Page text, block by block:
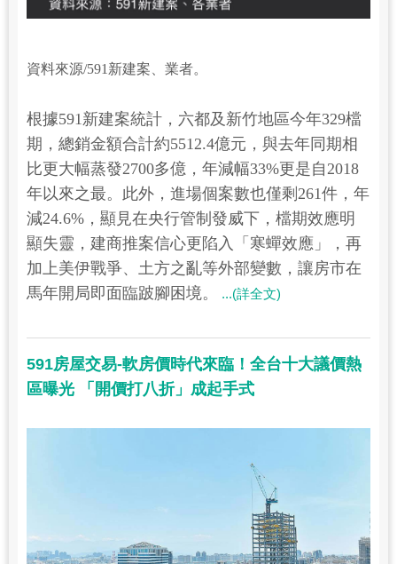
資料來源/591新建案、業者。
根據591新建案統計，六都及新竹地區今年329檔
期，總銷金額合計約5512.4億元，與去年同期相
比更大幅蒸發2700多億，年減幅33%更是自2018
年以來之最。此外，進場個案數也僅剩261件，年
減24.6%，顯見在央行管制發威下，檔期效應明
顯失靈，建商推案信心更陷入「寒蟬效應」，再
加上美伊戰爭、土方之亂等外部變數，讓房市在
馬年開局即面臨跛腳困境。
...(詳全文)
591房屋交易-軟房價時代來臨！全台十大議價熱
區曝光 「開價打八折」成起手式